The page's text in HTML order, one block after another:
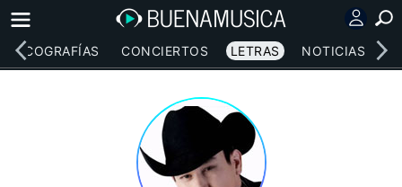
DISCOGRAFÍAS CONCIERTOS LETRAS NOTICIAS